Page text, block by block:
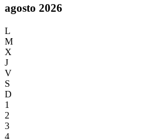
agosto 2026
L
M
X
J
V
S
D
1
2
3
4